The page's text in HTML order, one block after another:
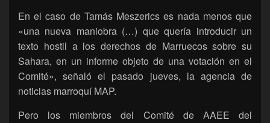
En el caso de Tamás Meszerics es nada menos que
«una nueva maniobra (…) que quería introducir un
texto hostil a los derechos de Marruecos sobre su
Sahara, en un informe objeto de una votación en el
Comité», señaló el pasado jueves, la agencia de
noticias marroquí MAP.
Pero los miembros del Comité de AAEE del